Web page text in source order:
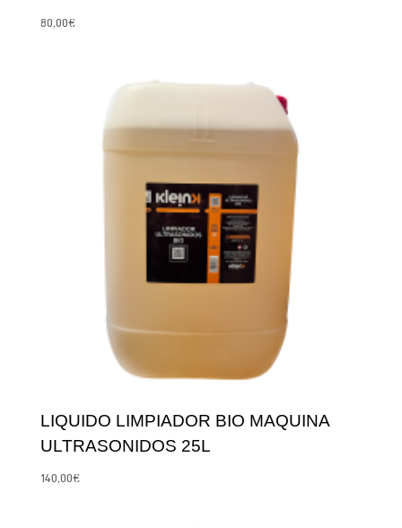
80,00€
LIQUIDO LIMPIADOR BIO MAQUINA
ULTRASONIDOS 25L
140,00€